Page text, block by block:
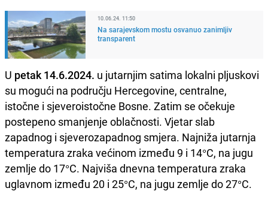
10.06.24. 11:50
Na sarajevskom mostu osvanuo zanimljiv
transparent
U petak 14.6.2024. u jutarnjim satima lokalni pljuskovi
su mogući na području Hercegovine, centralne,
istočne i sjeveroistočne Bosne. Zatim se očekuje
postepeno smanjenje oblačnosti. Vjetar slab
zapadnog i sjeverozapadnog smjera. Najniža jutarnja
temperatura zraka većinom između 9 i 14°C, na jugu
zemlje do 17°C. Najviša dnevna temperatura zraka
uglavnom između 20 i 25°C, na jugu zemlje do 27°C.